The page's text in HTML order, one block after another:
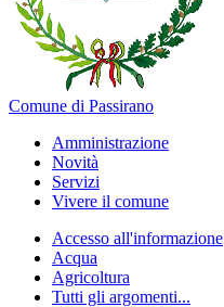
Comune di Passirano
Amministrazione
Novità
Servizi
Vivere il comune
Accesso all'informazione
Acqua
Agricoltura
Tutti gli argomenti...